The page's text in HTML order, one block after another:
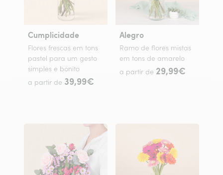
Cumplicidade
Flores frescas em tons
pastel para um gesto
simples e bonito
a partir de 39,99€
Alegro
Ramo de flores mistas
em tons de amarelo
a partir de 29,99€